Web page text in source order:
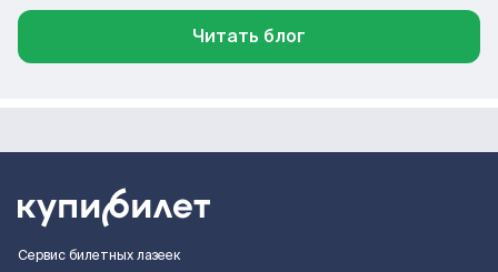
Читать блог
Сервис билетных лазеек